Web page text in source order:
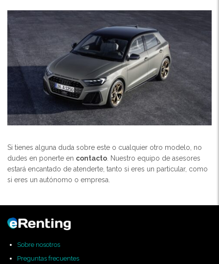
Si tienes alguna duda sobre este o cualquier otro modelo, no
dudes en ponerte en contacto . Nuestro equipo de asesores
estará encantado de atenderte, tanto si eres un particular, como
si eres un autónomo o empresa.
Sobre nosotros
Preguntas frecuentes